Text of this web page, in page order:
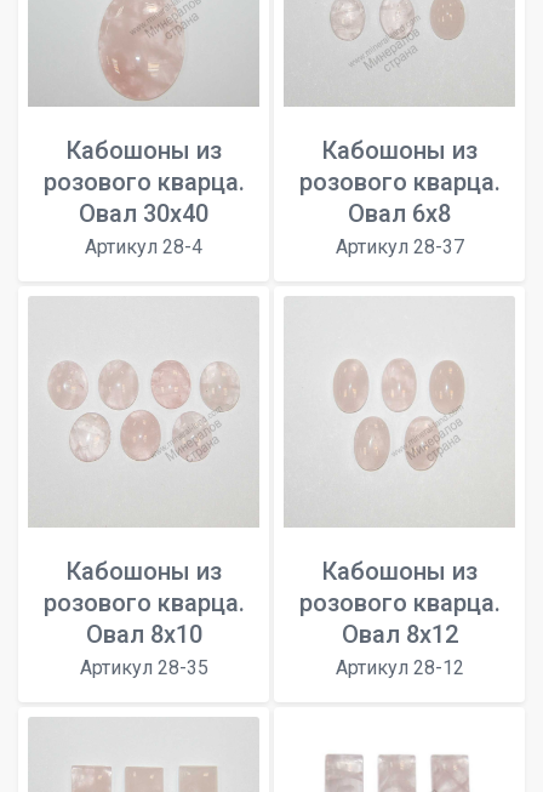
Кабошоны из
розового кварца.
Овал 30х40
Артикул 28-4
Кабошоны из
розового кварца.
Овал 6х8
Артикул 28-37
Кабошоны из
розового кварца.
Овал 8x10
Артикул 28-35
Кабошоны из
розового кварца.
Овал 8x12
Артикул 28-12